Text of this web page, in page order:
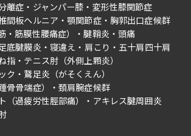
離症 ジャンパー膝
変形性膝関節症
間板ヘルニア 顎関節症
胸郭出口症候群
・筋膜性腰痛症）
腱鞘炎
頭痛
底腱膜炎 寝違え 肩こり
五十肩四十肩
指
テニス肘（外側上顆炎）
ク
鵞足炎（がそくえん）
骨骨端症）
頚肩腕症候群
（過疲労性脛部痛）
アキレス腱周囲炎